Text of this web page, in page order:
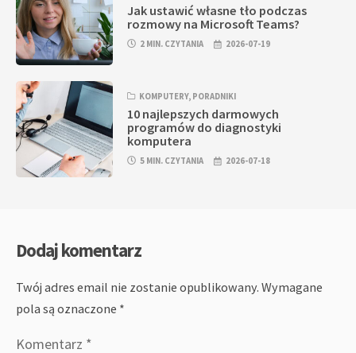
Jak ustawić własne tło podczas
rozmowy na Microsoft Teams?
2 MIN. CZYTANIA 2026-07-19
KOMPUTERY, PORADNIKI
10 najlepszych darmowych
programów do diagnostyki
komputera
5 MIN. CZYTANIA 2026-07-18
Dodaj komentarz
Twój adres email nie zostanie opublikowany. Wymagane
pola są oznaczone *
Komentarz *